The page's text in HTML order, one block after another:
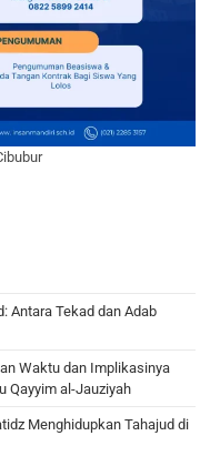
Antara Tekad dan Adab
Waktu dan Implikasinya
Qayyim al-Jauziyah
Menghidupkan Tahajud di